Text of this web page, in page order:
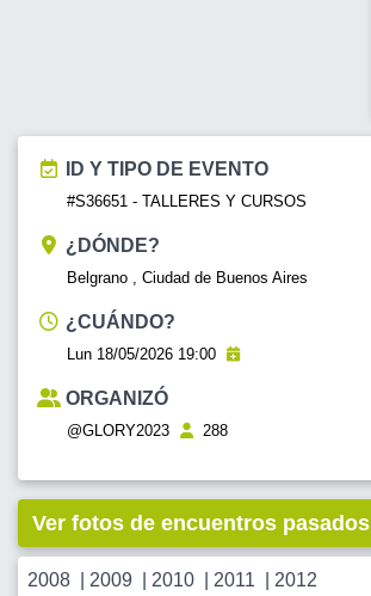
ID Y TIPO DE EVENTO
#S36651 - TALLERES Y CURSOS
¿DÓNDE?
Belgrano , Ciudad de Buenos Aires
¿CUÁNDO?
Lun 18/05/2026 19:00
ORGANIZÓ
@GLORY2023 288
Ver fotos de encuentros pasados
2008 2009 2010 2011
2012